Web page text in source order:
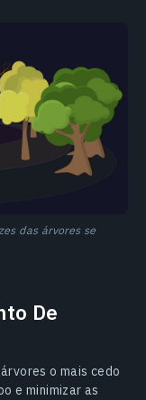
das árvores se
De
o mais cedo
e minimizar as